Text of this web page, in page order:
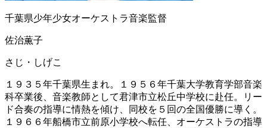
千葉県少年少女オーケストラ音楽監督
佐治薫子
さじ・しげこ
１９３５年千葉県生まれ。１９５６年千葉大学教育学部音楽
科卒業後、音楽教師として君津市立松丘中学校に赴任。リー
ド合奏の指導に情熱を傾け、同校を５回の全国優勝に導く。
１９６６年船橋市立前原小学校へ転任、オーケストラの指導